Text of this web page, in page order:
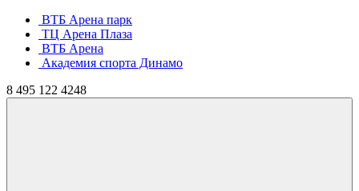
ВТБ Арена парк
ТЦ Арена Плаза
ВТБ Арена
Академия спорта Динамо
8 495 122 4248